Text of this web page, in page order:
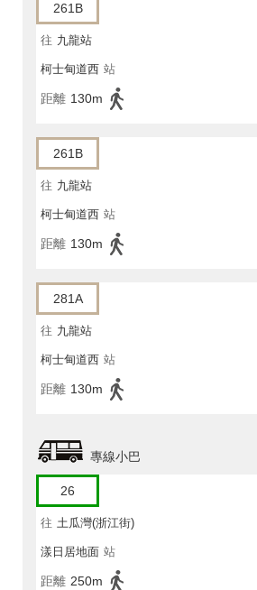
261B
往 九龍站
柯士甸道西 站
距離 130m
261B
往 九龍站
柯士甸道西 站
距離 130m
281A
往 九龍站
柯士甸道西 站
距離 130m
專線小巴
26
往 土瓜灣(浙江街)
漾日居地面 站
距離 250m